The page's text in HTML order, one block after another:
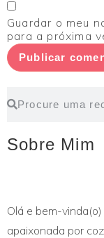
Guardar o meu
para a próxima
Sobre Mim
Olá e bem-
apaixonada por